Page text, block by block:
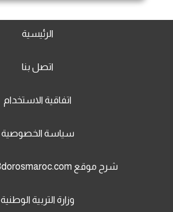
الرئيسية
اتصل بنا
اتفاقية الاستخدام
سياسة الخصوصية
شرح موقع www.jami3dorosmaroc.com
وزارة التربية الوطنية